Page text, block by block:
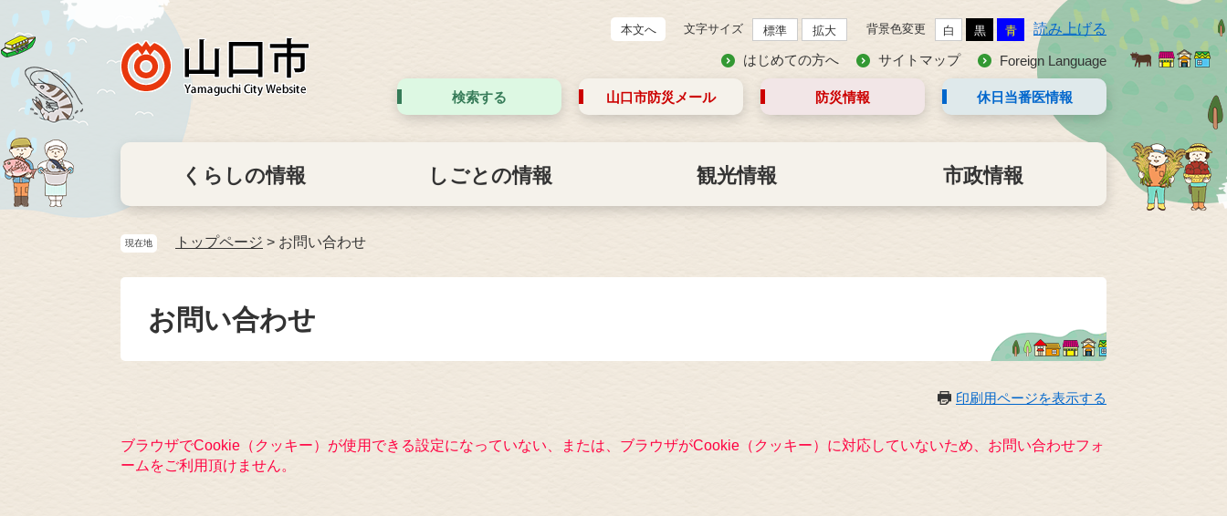
本文へ 文字サイズ 標準 拡大 背景色変更 白 黒 青 読み上げる
はじめての方へ サイトマップ Foreign Language
検索する 山口市防災 メール 防災情報 休日当番医情報
くらしの情報 しごとの情報 観光情報 市政情報
現在地 トップページ > お問い合わせ
お問い合わせ
印刷用ページを表示する
ブラウザでCookie（クッキー）が使用できる設定になっていない、または、ブラウザがCookie（クッキー）に対応していないため、お問い合わせフォ
ームをご利用頂けません。